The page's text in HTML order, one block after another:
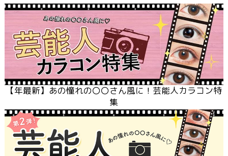
【 年最新】あの憧れの〇〇さん風に！芸能人カラコン特
集